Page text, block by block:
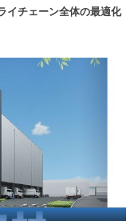
イチェーン全体の最適化